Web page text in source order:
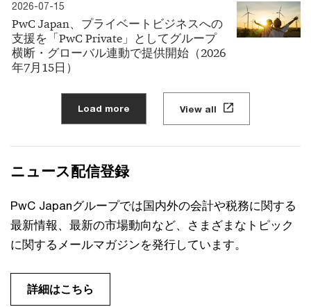
2026-07-15
PwC Japan、プライベートビジネスへの
支援を「PwC Private」としてグループ
横断・グローバル連動で提供開始（2026
年7月15日）
Load more View all
ニュース配信登録
PwC Japanグループでは国内外の会計や税務に関する
最新情報、最新の市場動向など、さまざまなトピック
に関するメールマガジンを発行しています。
詳細はこちら